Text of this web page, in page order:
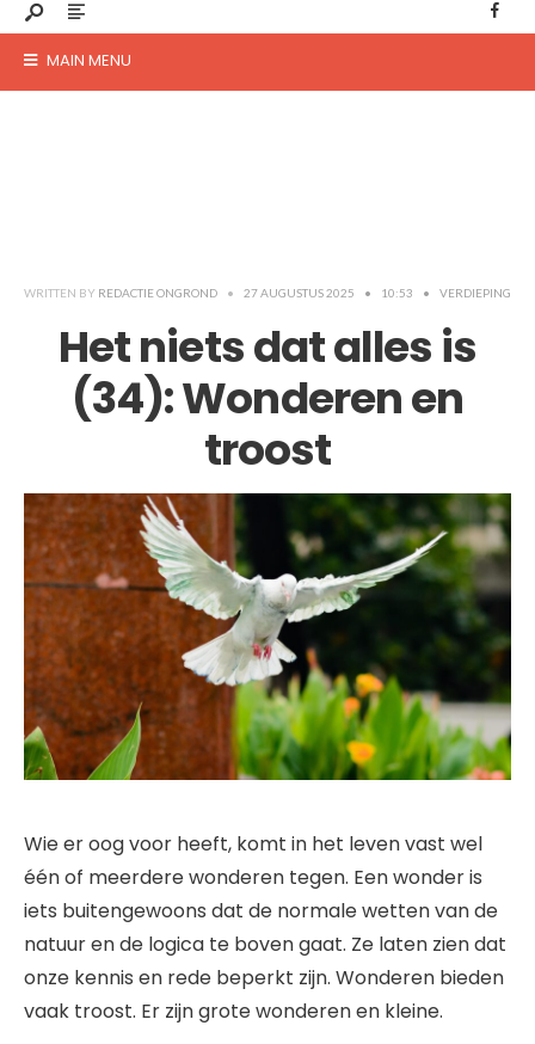
MAIN MENU
WRITTEN BY REDACTIE ONGROND • 27 AUGUSTUS 2025 • 10:53 • VERDIEPING
Het niets dat alles is
(34): Wonderen en
troost
Wie er oog voor heeft, komt in het leven vast wel
één of meerdere wonderen tegen. Een wonder is
iets buitengewoons dat de normale wetten van de
natuur en de logica te boven gaat. Ze laten zien dat
onze kennis en rede beperkt zijn. Wonderen bieden
vaak troost. Er zijn grote wonderen en kleine.